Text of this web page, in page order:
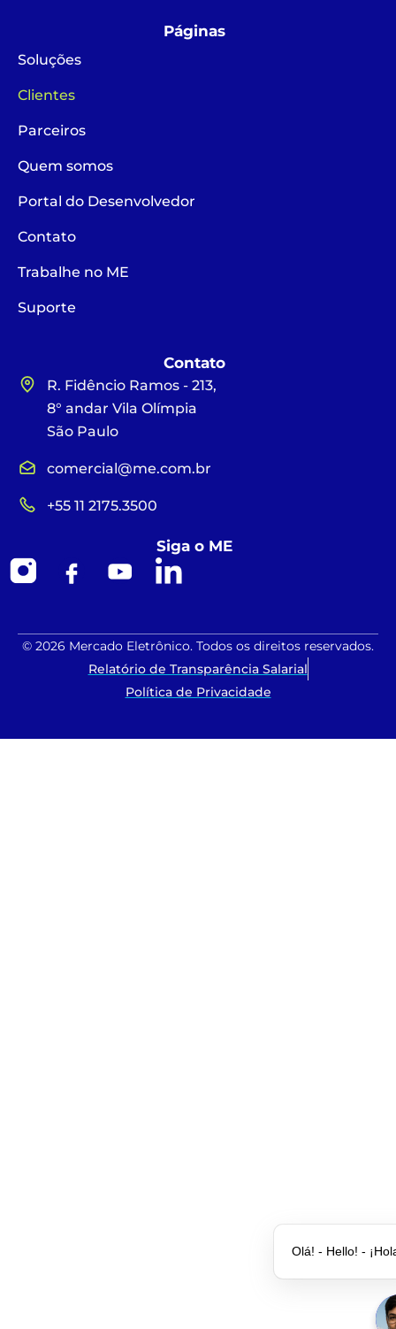
Páginas
Soluções
Clientes
Parceiros
Quem somos
Portal do Desenvolvedor
Contato
Trabalhe no ME
Suporte
Contato
R. Fidêncio Ramos - 213,
8° andar Vila Olímpia
São Paulo
comercial@me.com.br
+55 11 2175.3500
Siga o ME
© 2026 Mercado Eletrônico. Todos os direitos reservados.
Relatório de Transparência Salarial
Política de Privacidade
Olá! - Hello! -